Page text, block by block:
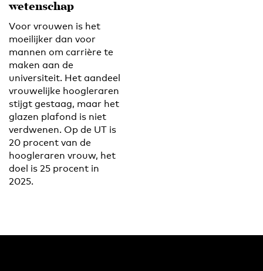
wetenschap
Voor vrouwen is het
moeilijker dan voor
mannen om carrière te
maken aan de
universiteit. Het aandeel
vrouwelijke hoogleraren
stijgt gestaag, maar het
glazen plafond is niet
verdwenen. Op de UT is
20 procent van de
hoogleraren vrouw, het
doel is 25 procent in
2025.